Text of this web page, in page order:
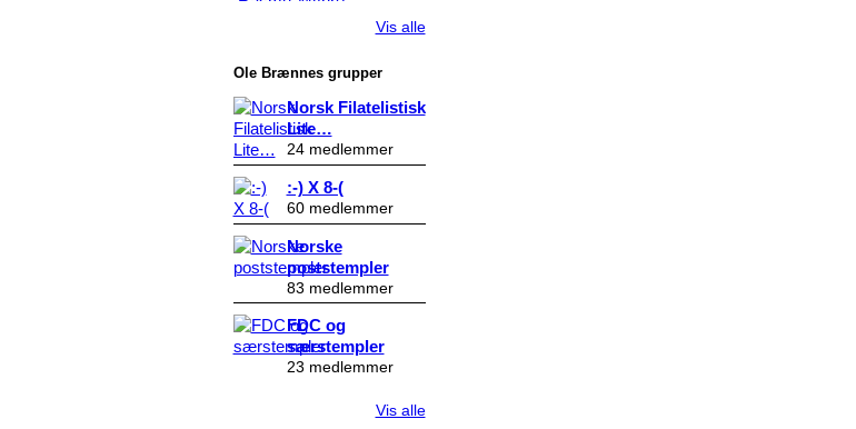
Vis alle
Ole Brænnes grupper
Norsk Filatelistisk
Lite…
24 medlemmer
:-) X 8-(
60 medlemmer
Norske
poststempler
83 medlemmer
FDC og
særstempler
23 medlemmer
Vis alle